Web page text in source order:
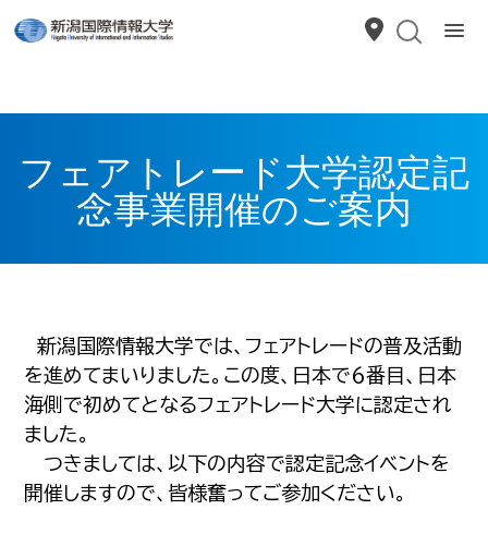
フェアトレード大学認定記
念事業開催のご案内
新潟国際情報大学では、フェアトレードの普及活動
を進めてまいりました。この度、日本で６番目、日本
海側で初めてとなるフェアトレード大学に認定され
ました。
つきましては、以下の内容で認定記念イベントを
開催しますので、皆様奮ってご参加ください。